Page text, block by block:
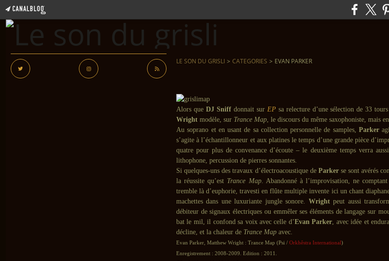
LE SON DU GRISLI > CATEGORIES > EVAN PARKER
Alors que DJ Sniff donnait sur EP sa relecture d’une sélection de 33
Wright modèle, sur Trance Map, le discours du même saxophoniste, mais en
Au soprano et en usant de sa collection personnelle de samples,Parker
s’agite à l’échantillonneur et aux platines le temps d’une grande pièce
quatre pour plus de convenance d’écoute – le deuxième temps verra aussi
lithophone, percussion de pierres sonnantes.
Si quelques-uns des travaux d’électroacoustique de Parker se sont avérés
la réussite qu’est Trance Map. Abandonné à l’improvisation, ne
tremble là d’euphorie, travesti en flûte multiple invente ici un chant
machettes dans une luxuriante jungle sonore. Wrightpeut aussi
débiteur de signaux électriques ou emmêler ses éléments de langage sur
bat le mil, il confond sa voix avec celle d’Evan Parker, avec idée et
décline, et la chaleur de Trance Map avec.
Evan Parker, Matthew Wright : Trance Map (Psi / Orkhêstra International)
Enregistrement : 2008-2009. Edition : 2011.